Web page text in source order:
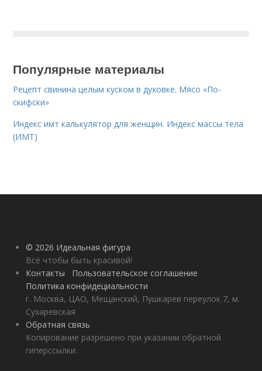
Популярные материалы
Рецепт свинина целым куском в духовке. Мясо «По-
скифски»
Индекс имт калькулятор для женщин. Индекс массы тела
(ИМТ)
© 2026 Идеальная фигура
Всё чтобы быть красивой!
Контакты
Пользовательское соглашение
Политика конфидециальности
г. Москва, ЦАО, Мещанский, Пушкарев переулок 7, м.
Сухаревская
Обратная связь
Копирование разрешено при указании обратной
гиперссылки.